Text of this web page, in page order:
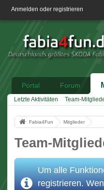
Anmelden oder registrieren
Portal Forum
Letzte Aktivitäten Team-
Fabia4Fun Mitglieder
Team-
Um alle
registrieren.